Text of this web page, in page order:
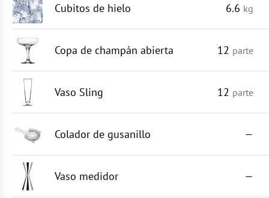
Cubitos de hielo 6.6 kg
Copa de champán abierta 12 parte
Vaso Sling 12 parte
Colador de gusanillo —
Vaso medidor —